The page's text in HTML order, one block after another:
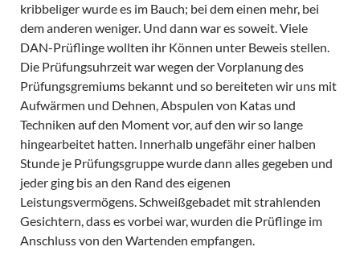
kribbeliger wurde es im Bauch; bei dem einen mehr, bei
dem anderen weniger. Und dann war es soweit. Viele
DAN-Prüflinge wollten ihr Können unter Beweis stellen.
Die Prüfungsuhrzeit war wegen der Vorplanung des
Prüfungsgremiums bekannt und so bereiteten wir uns mit
Aufwärmen und Dehnen, Abspulen von Katas und
Techniken auf den Moment vor, auf den wir so lange
hingearbeitet hatten. Innerhalb ungefähr einer halben
Stunde je Prüfungsgruppe wurde dann alles gegeben und
jeder ging bis an den Rand des eigenen
Leistungsvermögens. Schweißgebadet mit strahlenden
Gesichtern, dass es vorbei war, wurden die Prüflinge im
Anschluss von den Wartenden empfangen.